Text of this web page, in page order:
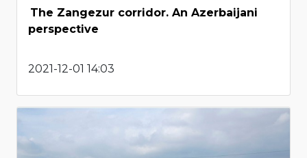
The Zangezur corridor. An Azerbaijani
perspective
2021-12-01 14:03